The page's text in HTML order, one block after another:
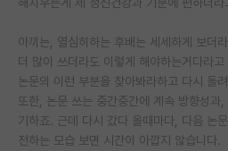
아끼는, 열심히하는 후배는 세세하게 보더
더 많이 쓰더라도 이렇게 해야하는거다라
논문의 이런 부분을 찾아봐라하고 다시 돌
또한, 논문 쓰는 중간중간에 계속 방향성과
기하죠. 근데 다시 갔다 올때마다, 다음 논
전하는 모습 보면 시간이 아깝지 않습니다.